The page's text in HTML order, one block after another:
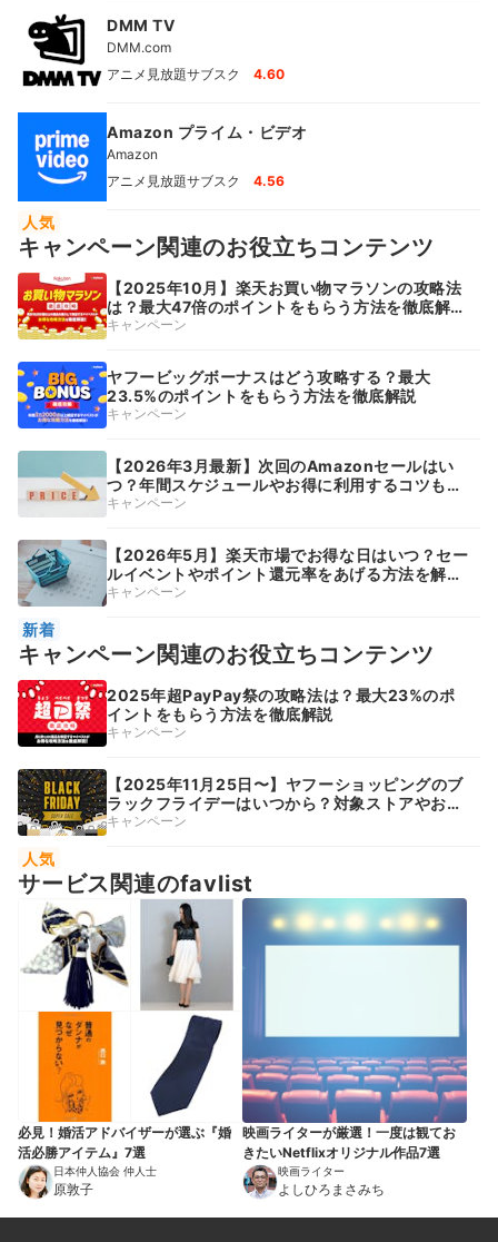
DMM TV
DMM.com
アニメ見放題サブスク
4.60
Amazon プライム・ビデオ
Amazon
アニメ見放題サブスク
4.56
人気
キャンペーン関連のお役立ちコンテンツ
【2025年10月】楽天お買い物マラソンの攻略法
は？最大47倍のポイントをもらう方法を徹底解
説！
キャンペーン
ヤフービッグボーナスはどう攻略する？最大
23.5%のポイントをもらう方法を徹底解説
キャンペーン
【2026年3月最新】次回のAmazonセールはい
つ？年間スケジュールやお得に利用するコツも紹
介
キャンペーン
【2026年5月】楽天市場でお得な日はいつ？セー
ルイベントやポイント還元率をあげる方法を解
説！
キャンペーン
新着
キャンペーン関連のお役立ちコンテンツ
2025年超PayPay祭の攻略法は？最大23%のポ
イントをもらう方法を徹底解説
キャンペーン
【2025年11月25日〜】ヤフーショッピングのブ
ラックフライデーはいつから？対象ストアやお得
なクーポンを紹介
キャンペーン
人気
サービス関連のfavlist
必見！婚活アドバイザーが選ぶ『婚
活必勝アイテム』7選
日本仲人協会 仲人士
原敦子
映画ライターが厳選！一度は観てお
きたいNetflixオリジナル作品7選
映画ライター
よしひろまさみち